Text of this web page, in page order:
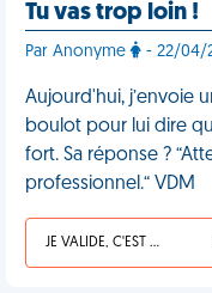
Tu vas trop loin !
Par Anonyme - 22/04/
Aujourd'hui, j’envoie
boulot pour lui dire
fort. Sa réponse ?
professionnel.“ VDM
JE VALIDE, C'EST UNE VDM